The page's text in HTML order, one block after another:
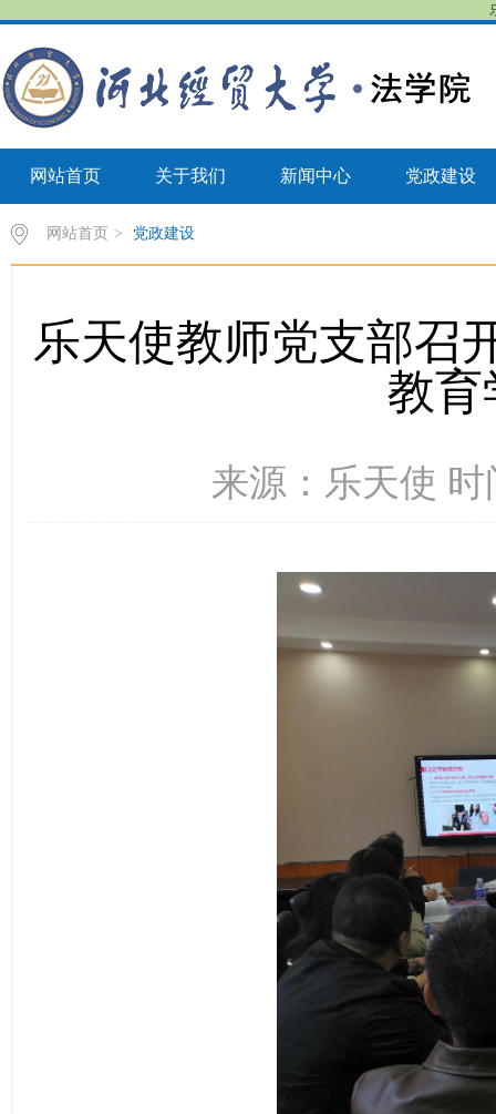
网站首页 关于我们 新闻中心 党政建设
网站首页 > 党政建设
乐天使教师党支部召
教育
来源：乐天使 时